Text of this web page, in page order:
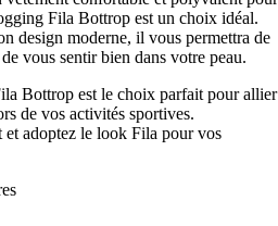
Fila Bottrop est un choix idéal.
design moderne, il vous permettra de
vous sentir bien dans votre peau.
Bottrop est le choix parfait pour allier
de vos activités sportives.
et adoptez le look Fila pour vos